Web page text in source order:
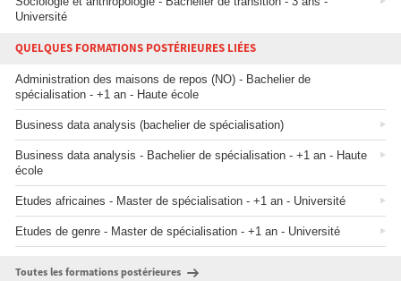
Université
QUELQUES FORMATIONS POSTÉRIEURES LIÉES
Administration des maisons de repos (NO) - Bachelier de
spécialisation - +1 an - Haute école
Business data analysis (bachelier de spécialisation)
Business data analysis - Bachelier de spécialisation - +1 an - Haute
école
Etudes africaines - Master de spécialisation - +1 an - Université
Etudes de genre - Master de spécialisation - +1 an - Université
Toutes les formations postérieures